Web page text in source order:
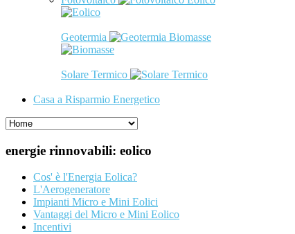
Geotermia Biomasse
Solare Termico
Casa a Risparmio Energetico
energie rinnovabili: eolico
Cos' è l'Energia Eolica?
L'Aerogeneratore
Impianti Micro e Mini Eolici
Vantaggi del Micro e Mini Eolico
Incentivi